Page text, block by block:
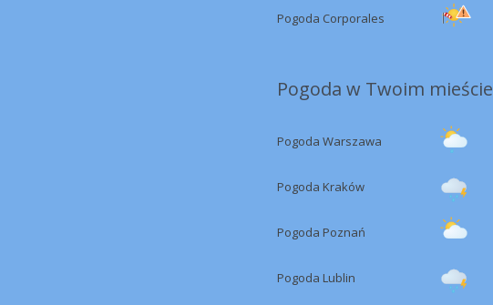
Pogoda Corporales
Pogoda w Twoim mieście
Pogoda Warszawa
Pogoda Kraków
Pogoda Poznań
Pogoda Lublin